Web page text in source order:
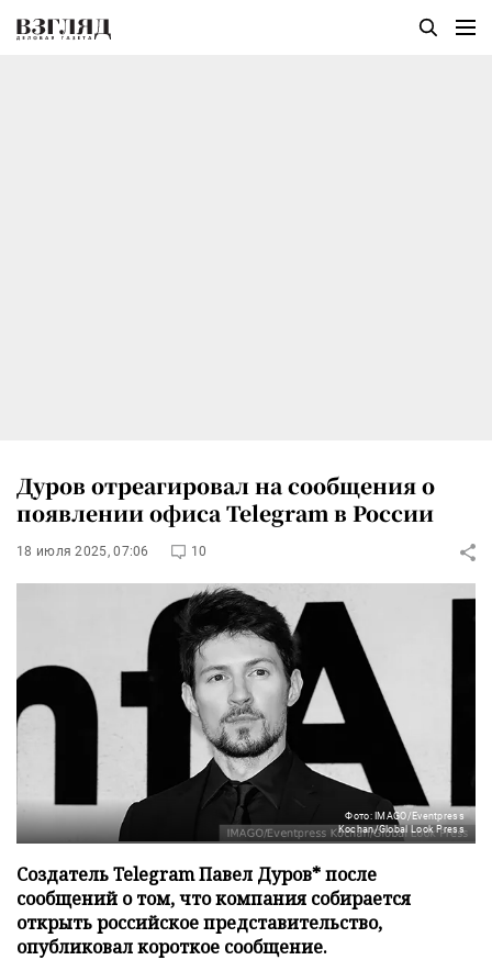
Дуров отреагировал на сообщения о
появлении офиса Telegram в России
18 июля 2025, 07:06 10
Фото: IMAGO/Eventpress
Kochan/Global Look Press
Создатель Telegram Павел Дуров* после
сообщений о том, что компания собирается
открыть российское представительство,
опубликовал короткое сообщение.